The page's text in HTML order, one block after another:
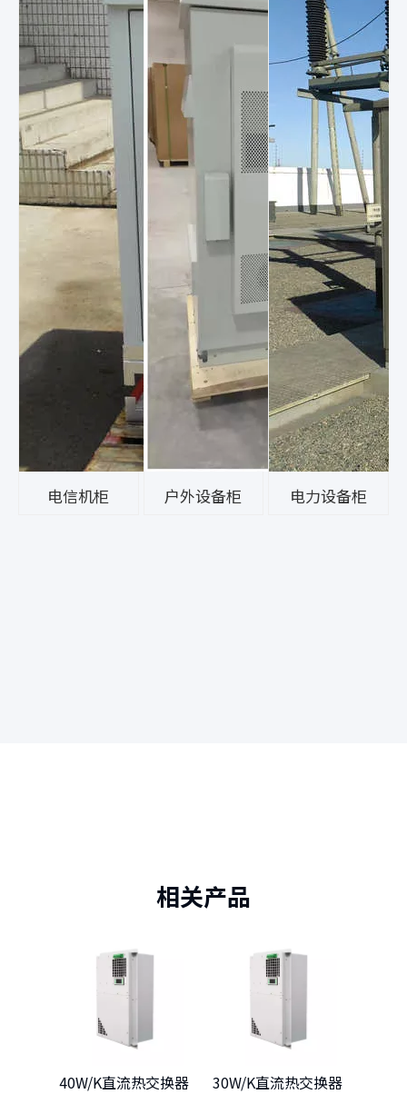
电信机柜 户外设备柜 电力设备柜
相关产品
40W/K直流热交换器 30W/K直流热交换器